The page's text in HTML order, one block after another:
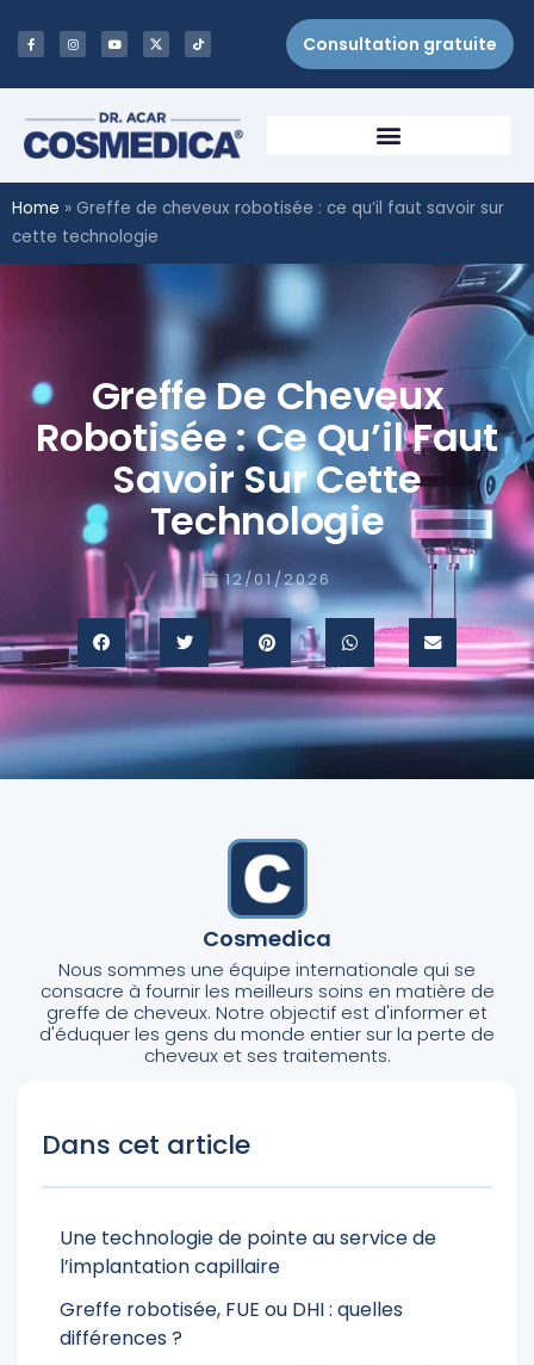
Consultation gratuite
Home » Greffe de cheveux robotisée : ce qu’il faut savoir sur
cette technologie
Greffe De Cheveux
Robotisée : Ce Qu’il Faut
Savoir Sur Cette
Technologie
12/01/2026
Cosmedica
Nous sommes une équipe internationale qui se
consacre à fournir les meilleurs soins en matière de
greffe de cheveux. Notre objectif est d'informer et
d'éduquer les gens du monde entier sur la perte de
cheveux et ses traitements.
Dans cet article
Une technologie de pointe au service de
l’implantation capillaire
Greffe robotisée, FUE ou DHI : quelles
différences ?